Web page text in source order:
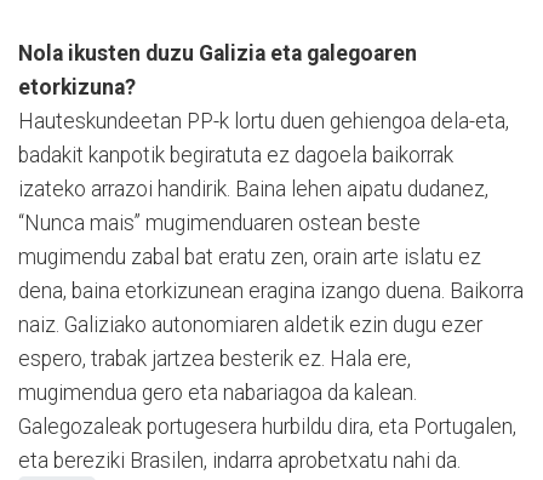
Nola ikusten duzu Galizia eta galegoaren
etorkizuna?
Hauteskundeetan PP-k lortu duen gehiengoa dela-eta,
badakit kanpotik begiratuta ez dagoela baikorrak
izateko arrazoi handirik. Baina lehen aipatu dudanez,
“Nunca mais” mugimenduaren ostean beste
mugimendu zabal bat eratu zen, orain arte islatu ez
dena, baina etorkizunean eragina izango duena. Baikorra
naiz. Galiziako autonomiaren aldetik ezin dugu ezer
espero, trabak jartzea besterik ez. Hala ere,
mugimendua gero eta nabariagoa da kalean.
Galegozaleak portugesera hurbildu dira, eta Portugalen,
eta bereziki Brasilen, indarra aprobetxatu nahi da.